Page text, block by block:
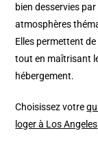
bien desservies
atmosphères
Elles permettent
tout en maîtrisant
hébergement.
Choisissez votre
loger à Los Angeles